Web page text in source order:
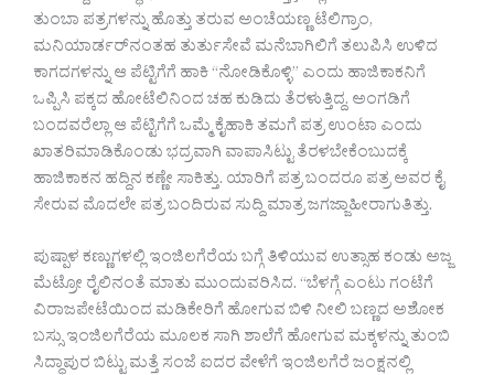
ತುಂಬಾ ಪತ್ರಗಳನ್ನು ಹೊತ್ತು ತರುವ ಅಂಚೆಯಣ್ಣ ಟೆಲಿಗ್ರಾಂ,
ಮನಿಯಾರ್ಡರ್‌ನಂತಹ ತುರ್ತುಸೇವೆ ಮನೆಬಾಗಿಲಿಗೆ ತಲುಪಿಸಿ ಉಳಿದ
ಕಾಗದಗಳನ್ನು ಆ ಪೆಟ್ಟಿಗೆಗೆ ಹಾಕಿ “ನೋಡಿಕೊಳ್ಳಿ” ಎಂದು ಹಾಜಿಕಾಕನಿಗೆ
ಒಪ್ಪಿಸಿ ಪಕ್ಕದ ಹೋಟೆಲಿನಿಂದ ಚಹ ಕುಡಿದು ತೆರಳುತ್ತಿದ್ದ. ಅಂಗಡಿಗೆ
ಬಂದವರೆಲ್ಲಾ ಆ ಪೆಟ್ಟಿಗೆಗೆ ಒಮ್ಮೆ ಕೈಹಾಕಿ ತಮಗೆ ಪತ್ರ ಉಂಟಾ ಎಂದು
ಖಾತರಿಮಾಡಿಕೊಂಡು ಭದ್ರವಾಗಿ ವಾಪಾಸಿಟ್ಟು ತೆರಳಬೇಕೆಂಬುದಕ್ಕೆ
ಹಾಜಿಕಾಕನ ಹದ್ದಿನ ಕಣ್ಣೇ ಸಾಕಿತ್ತು. ಯಾರಿಗೆ ಪತ್ರ ಬಂದರೂ ಪತ್ರ ಅವರ ಕೈ
ಸೇರುವ ಮೊದಲೇ ಪತ್ರ ಬಂದಿರುವ ಸುದ್ದಿ ಮಾತ್ರ ಜಗಜ್ಜಾಹೀರಾಗುತಿತ್ತು.
ಪುಷ್ಪಾಳ ಕಣ್ಣುಗಳಲ್ಲಿ ಇಂಜಿಲಗೆರೆಯ ಬಗ್ಗೆ ತಿಳಿಯುವ ಉತ್ಸಾಹ ಕಂಡು ಅಜ್ಜ
ಮೆಟ್ರೋ ರೈಲಿನಂತೆ ಮಾತು ಮುಂದುವರಿಸಿದ. “ಬೆಳಗ್ಗೆ ಎಂಟು ಗಂಟೆಗೆ
ವಿರಾಜಪೇಟೆಯಿಂದ ಮಡಿಕೇರಿಗೆ ಹೋಗುವ ಬಿಳಿ ನೀಲಿ ಬಣ್ಣದ ಅಶೋಕ
ಬಸ್ಸು ಇಂಜಿಲಗೆರೆಯ ಮೂಲಕ ಸಾಗಿ ಶಾಲೆಗೆ ಹೋಗುವ ಮಕ್ಕಳನ್ನು ತುಂಬಿ
ಸಿದ್ಧಾಪುರ ಬಿಟ್ಟು ಮತ್ತೆ ಸಂಜೆ ಐದರ ವೇಳೆಗೆ ಇಂಜಿಲಗೆರೆ ಜಂಕ್ಷನಲ್ಲಿ